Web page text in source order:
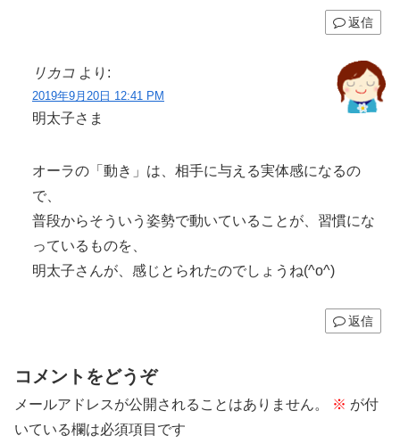
返信
リカコ より:
2019年9月20日 12:41 PM
明太子さま
オーラの「動き」は、相手に与える実体感になるの
で、
普段からそういう姿勢で動いていることが、習慣にな
っているものを、
明太子さんが、感じとられたのでしょうね(^o^)
返信
コメントをどうぞ
メールアドレスが公開されることはありません。 ※ が付
いている欄は必須項目です